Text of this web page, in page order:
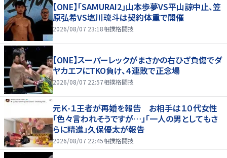
【ONE】「SAMURAI2」山本歩夢VS平山諒中止、笠
原弘希VS塩川琉斗は契約体重で開催
2026/08/07 23:18相撲格闘技
【ONE】スーパーレックがまさかの右ひざ負傷でダ
ヤカエフにTKO負け、４連敗で正念場
2026/08/07 22:57相撲格闘技
元Ｋ-１王者が再婚を報告 お相手は１０代女性
「色々言われそうですが…」「一人の男としてもさ
らに精進」久保優太が報告
2026/08/07 22:45相撲格闘技